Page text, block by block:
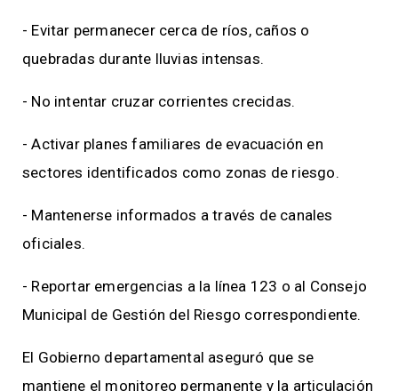
- Evitar permanecer cerca de ríos, caños o
quebradas durante lluvias intensas.
- No intentar cruzar corrientes crecidas.
- Activar planes familiares de evacuación en
sectores identificados como zonas de riesgo.
- Mantenerse informados a través de canales
oficiales.
- Reportar emergencias a la línea 123 o al Consejo
Municipal de Gestión del Riesgo correspondiente.
El Gobierno departamental aseguró que se
mantiene el monitoreo permanente y la articulación